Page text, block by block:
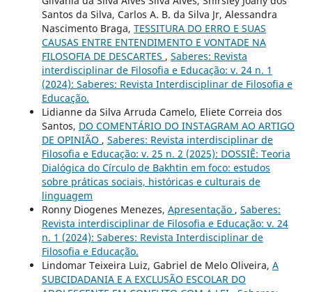
Santos da Silva, Carlos A. B. da Silva Jr, Alessandra
Nascimento Braga, TESSITURA DO ERRO E SUAS
CAUSAS ENTRE ENTENDIMENTO E VONTADE NA
FILOSOFIA DE DESCARTES , Saberes: Revista
interdisciplinar de Filosofia e Educação: v. 24 n. 1
(2024): Saberes: Revista Interdisciplinar de Filosofia e
Educação.
Lidianne da Silva Arruda Camelo, Eliete Correia dos
Santos, DO COMENTÁRIO DO INSTAGRAM AO ARTIGO
DE OPINIÃO , Saberes: Revista interdisciplinar de
Filosofia e Educação: v. 25 n. 2 (2025): DOSSIÊ: Teoria
Dialógica do Círculo de Bakhtin em foco: estudos
sobre práticas sociais, históricas e culturais de
linguagem
Ronny Diogenes Menezes, Apresentação , Saberes:
Revista interdisciplinar de Filosofia e Educação: v. 24
n. 1 (2024): Saberes: Revista Interdisciplinar de
Filosofia e Educação.
Lindomar Teixeira Luiz, Gabriel de Melo Oliveira, A
SUBCIDADANIA E A EXCLUSÃO ESCOLAR DO